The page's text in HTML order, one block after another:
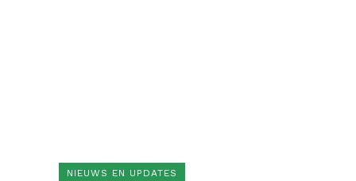
NIEUWS EN UPDATES